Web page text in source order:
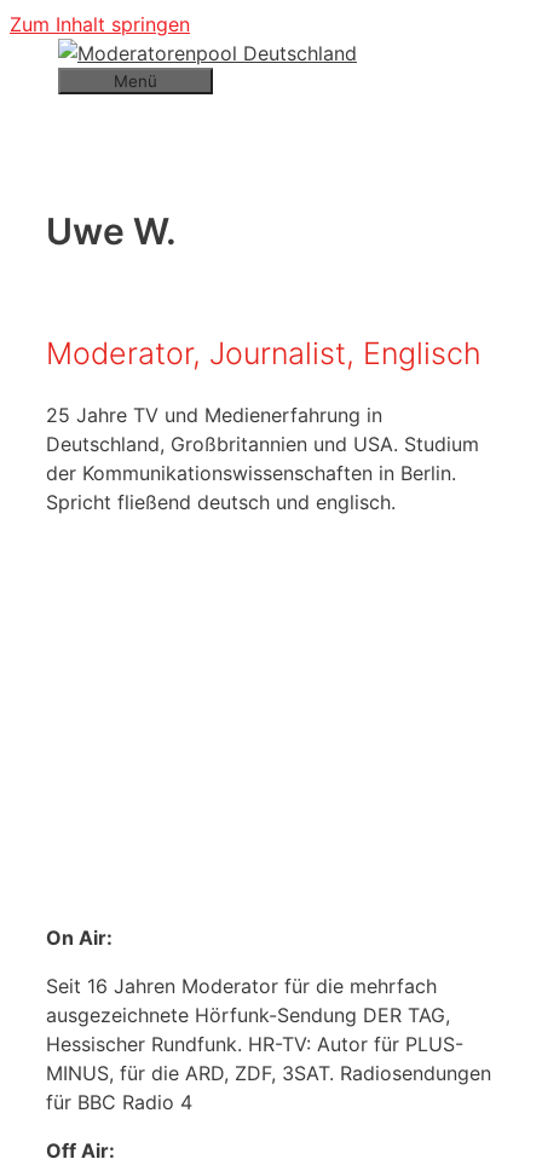
Zum Inhalt springen
Menü
Uwe W.
Moderator, Journalist, Englisch
25 Jahre TV und Medienerfahrung in
Deutschland, Großbritannien und USA. Studium
der Kommunikationswissenschaften in Berlin.
Spricht fließend deutsch und englisch.
On Air:
Seit 16 Jahren Moderator für die mehrfach
ausgezeichnete Hörfunk-Sendung DER TAG,
Hessischer Rundfunk. HR-TV: Autor für PLUS-
MINUS, für die ARD, ZDF, 3SAT. Radiosendungen
für BBC Radio 4
Off Air: